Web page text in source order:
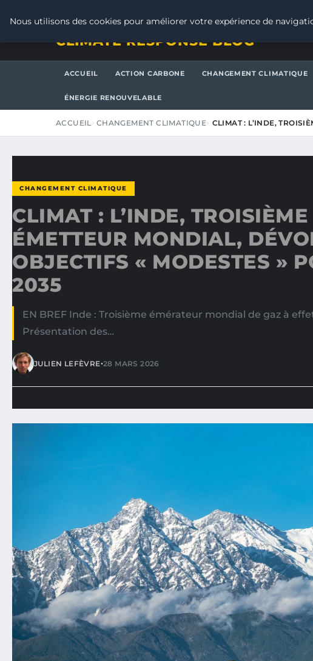
CLIMATE RESPONSE BLOG
ACCUEIL ACTION CARBONE CHANGEMENT CLIMATIQUE
ÉNERGIE RENOUVELABLE
ACCUEIL CHANGEMENT CLIMATIQUE CLIMAT : L’INDE,
CHANGEMENT CLIMATIQUE
CLIMAT : L’INDE, TROISIÈME
ÉMETTEUR MONDIAL,
OBJECTIFS « MODESTES »
2035
EN BREF Inde : Troisième émérateur mondial de gaz à
Présentation des…
JULIEN LEFÈVRE•28 MARS 2026
Nous utilisons des cookies pour améliorer votre expérience de